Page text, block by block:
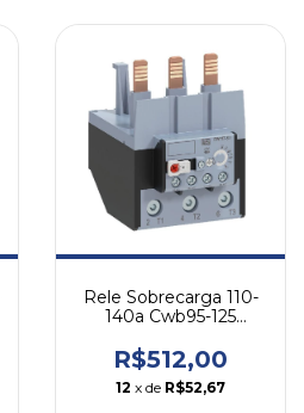
Rele Sobrecarga 110-
140a Cwb95-125
690
R$512,00
12 x de R$52,67